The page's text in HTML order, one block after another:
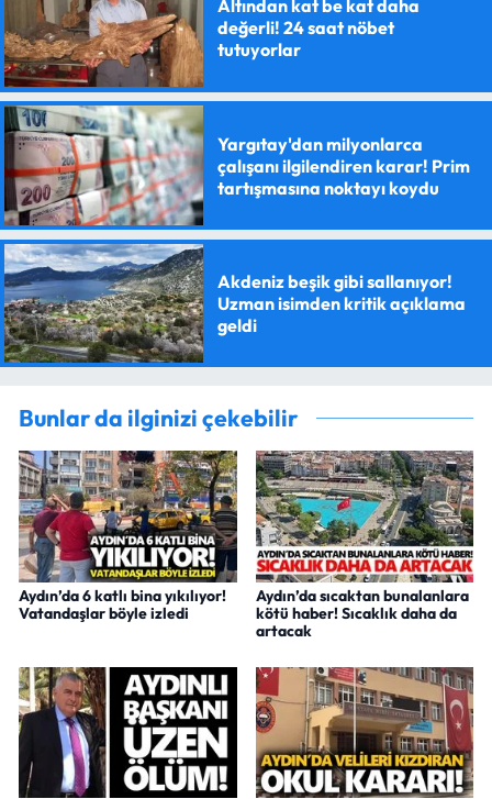
Altından kat be kat daha
değerli! 24 saat nöbet
tutuyorlar
Yargıtay'dan milyonlarca
çalışanı ilgilendiren karar! Prim
tartışmasına noktayı koydu
Akdeniz beşik gibi sallanıyor!
Uzman isimden kritik açıklama
geldi
Bunlar da ilginizi çekebilir
Aydın’da 6 katlı bina yıkılıyor!
Vatandaşlar böyle izledi
Aydın’da sıcaktan bunalanlara
kötü haber! Sıcaklık daha da
artacak